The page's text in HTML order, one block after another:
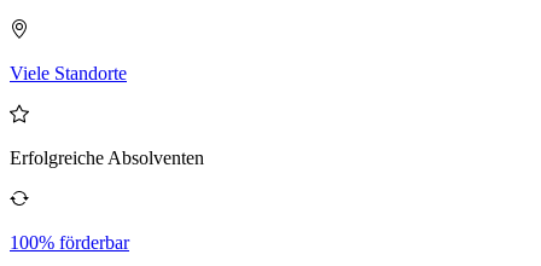
Viele Standorte
Erfolgreiche Absolventen
100% förderbar